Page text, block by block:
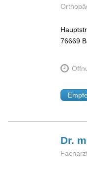
76669
Dr.